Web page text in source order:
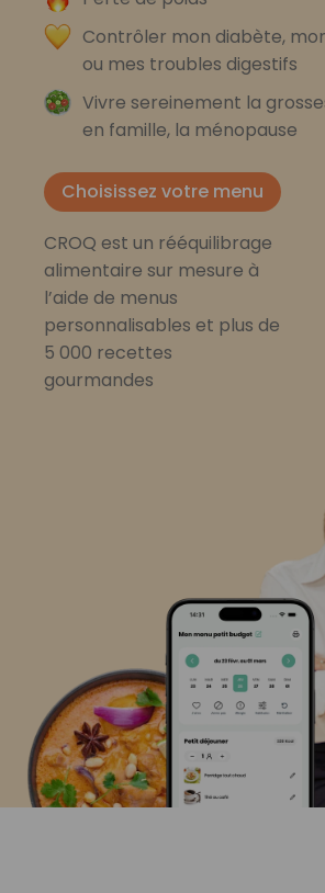
Contrôler mon diabète,
ou mes troubles digestifs
Vivre sereinement la
en famille, la ménopause
Choisissez votre menu
CROQ est un rééquilibrage
alimentaire sur mesure à
l’aide de menus
personnalisables et plus de
5 000 recettes
gourmandes